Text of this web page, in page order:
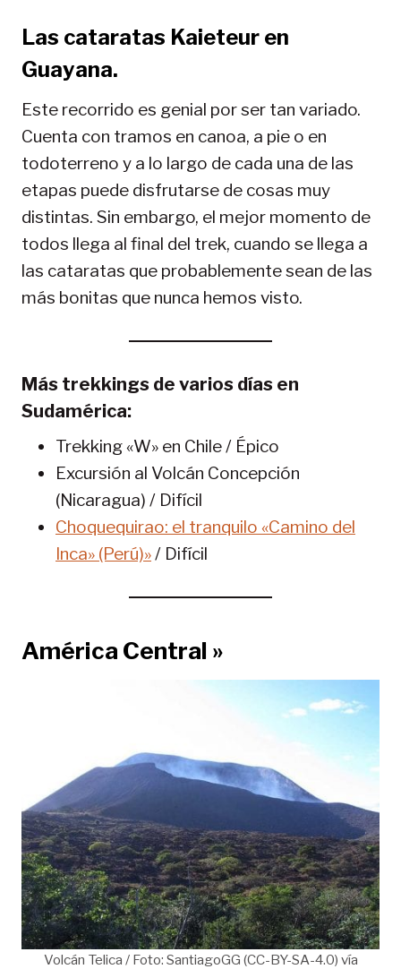
Las cataratas Kaieteur en
Guayana.
Este recorrido es genial por ser tan variado.
Cuenta con tramos en canoa, a pie o en
todoterreno y a lo largo de cada una de las
etapas puede disfrutarse de cosas muy
distintas. Sin embargo, el mejor momento de
todos llega al final del trek, cuando se llega a
las cataratas que probablemente sean de las
más bonitas que nunca hemos visto.
Más trekkings de varios días en
Sudamérica:
Trekking «W» en Chile / Épico
Excursión al Volcán Concepción
(Nicaragua) / Difícil
Choquequirao: el tranquilo «Camino del
Inca» (Perú)»/ Difícil
América Central »
Volcán Telica / Foto: SantiagoGG (CC-BY-SA-4.0) vía